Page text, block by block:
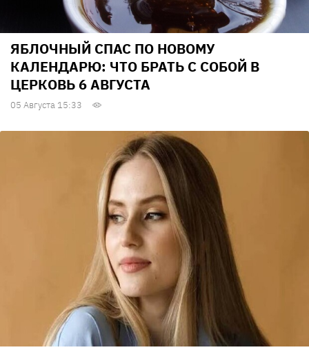
ЯБЛОЧНЫЙ СПАС ПО НОВОМУ
КАЛЕНДАРЮ: ЧТО БРАТЬ С СОБОЙ В
ЦЕРКОВЬ 6 АВГУСТА
05 Августа 15:33